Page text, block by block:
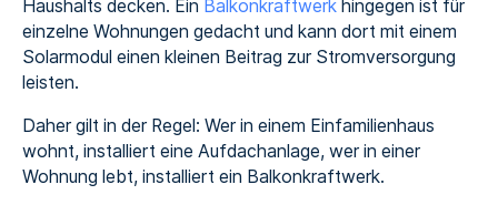
Haushalts decken. Ein Balkonkraftwerkhingegen ist für
einzelne Wohnungen gedacht und kann dort mit einem
Solarmodul einen kleinen Beitrag zur Stromversorgung
leisten.
Daher gilt in der Regel: Wer in einem Einfamilienhaus
wohnt, installiert eine Aufdachanlage, wer in einer
Wohnung lebt, installiert ein Balkonkraftwerk.